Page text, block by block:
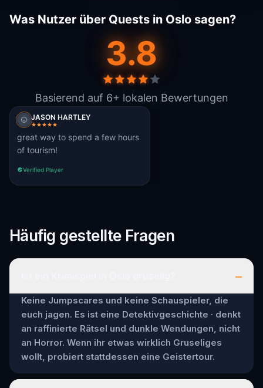
Was Nutzer über Quests in Oslo sagen?
3.8
Basierend auf 6+ lokalen Bewertungen
JASON HARTLEY
great way to spend a few hours
of tourism!
Verified Player
Häufig gestellte Fragen
–
Keine Jumpscares und keine Schauspieler, die
euch jagen. Es ist eine Detektivgeschichte · denkt
an raffinierte Rätsel und dunkle Wendungen, nicht
an Horror. Wenn ihr etwas wirklich Gruseliges
wollt, probiert stattdessen eine Geistertour.